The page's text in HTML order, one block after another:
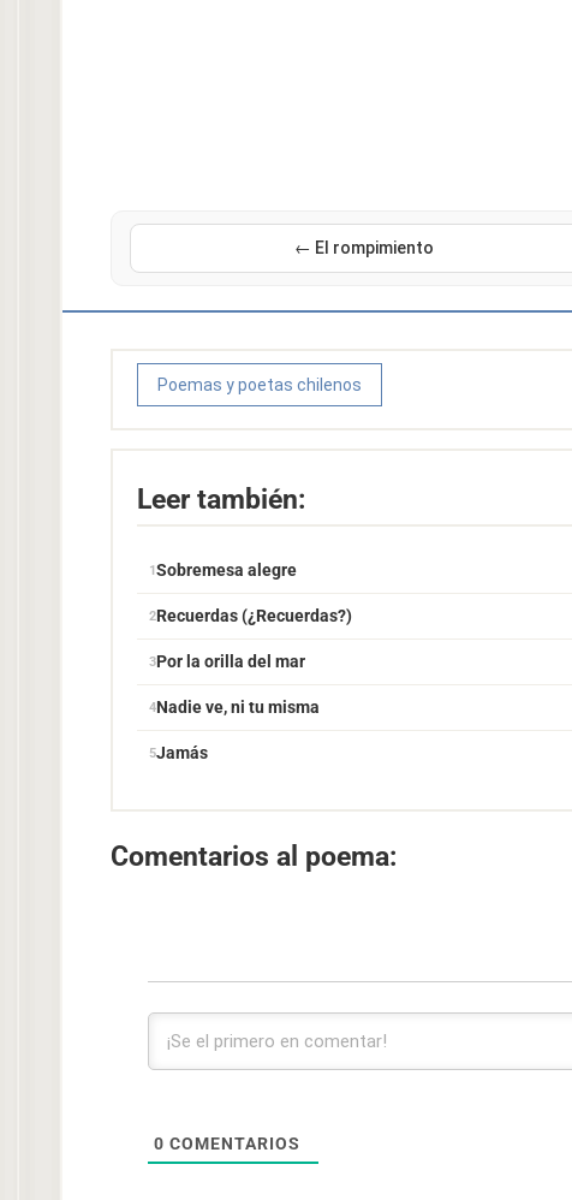
← El rompimiento
Poemas y poetas chilenos
Leer también:
Sobremesa alegre
Recuerdas (¿Recuerdas?)
Por la orilla del mar
Nadie ve, ni tu misma
Jamás
Comentarios al poema:
0 COMENTARIOS